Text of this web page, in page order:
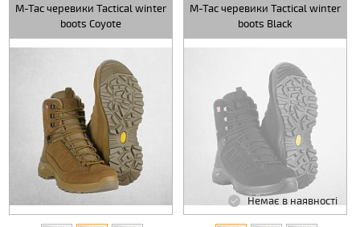
M-Tac черевики Tactical winter
boots Coyote
M-Tac черевики Tactical winter
boots Black
Немає в наявності